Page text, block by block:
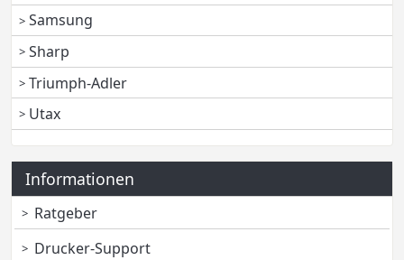
Samsung
Sharp
Triumph-Adler
Utax
Informationen
Ratgeber
Drucker-Support